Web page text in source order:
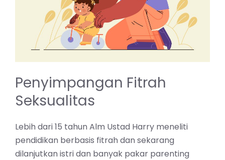
Penyimpangan Fitrah
Seksualitas
Lebih dari 15 tahun Alm Ustad Harry meneliti
pendidikan berbasis fitrah dan sekarang
dilanjutkan istri dan banyak pakar parenting